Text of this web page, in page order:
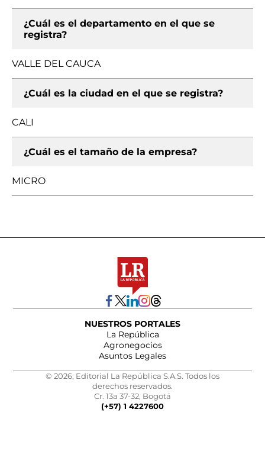
¿Cuál es el departamento en el que se
registra?
VALLE DEL CAUCA
¿Cuál es la ciudad en el que se registra?
CALI
¿Cuál es el tamaño de la empresa?
MICRO
NUESTROS PORTALES
La República
Agronegocios
Asuntos Legales
© 2026, Editorial La República S.A.S. Todos los
derechos reservados.
Cr. 13a 37-32, Bogotá
(+57) 1 4227600